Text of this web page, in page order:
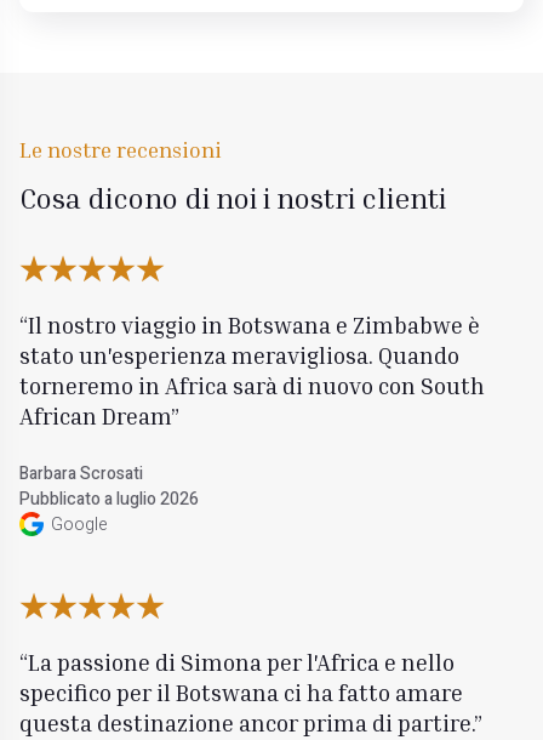
Le nostre recensioni
Cosa dicono di noi i nostri clienti
Il nostro viaggio in Botswana e Zimbabwe è
stato un'esperienza meravigliosa. Quando
torneremo in Africa sarà di nuovo con South
African Dream
Barbara Scrosati
Pubblicato a luglio 2026
Google
La passione di Simona per l'Africa e nello
specifico per il Botswana ci ha fatto amare
questa destinazione ancor prima di partire.